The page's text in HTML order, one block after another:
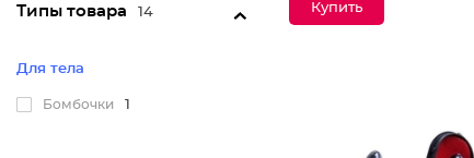
Типы товара 14
Для тела
Бомбочки 1